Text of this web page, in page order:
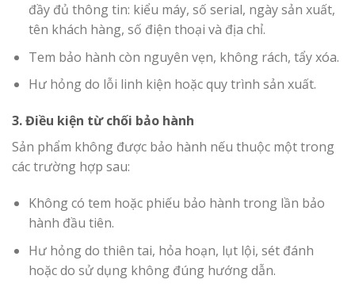
đầy đủ thông tin: kiểu máy, số serial, ngày sản xuất,
tên khách hàng, số điện thoại và địa chỉ.
Tem bảo hành còn nguyên vẹn, không rách, tẩy xóa.
Hư hỏng do lỗi linh kiện hoặc quy trình sản xuất.
3. Điều kiện từ chối bảo hành
Sản phẩm không được bảo hành nếu thuộc một trong
các trường hợp sau:
Không có tem hoặc phiếu bảo hành trong lần bảo
hành đầu tiên.
Hư hỏng do thiên tai, hỏa hoạn, lụt lội, sét đánh
hoặc do sử dụng không đúng hướng dẫn.